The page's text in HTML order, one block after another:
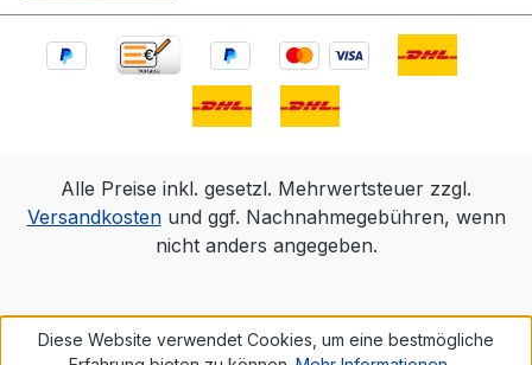
Alle Preise inkl. gesetzl. Mehrwertsteuer zzgl.
Versandkostenund ggf. Nachnahmegebühren, wenn
nicht anders angegeben.
Diese Website verwendet Cookies, um eine bestmögliche